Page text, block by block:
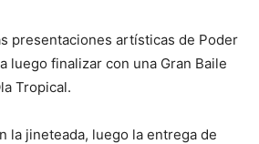
presentaciones artísticas de Poder
luego finalizar con una Gran Baile
Tropical.
la jineteada, luego la entrega de